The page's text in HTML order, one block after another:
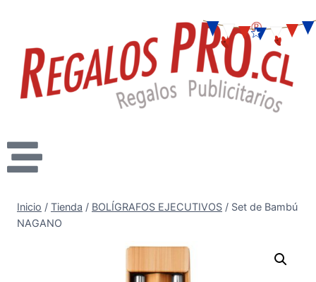
Inicio / Tienda / BOLÍGRAFOS EJECUTIVOS / Set de Bambú
NAGANO